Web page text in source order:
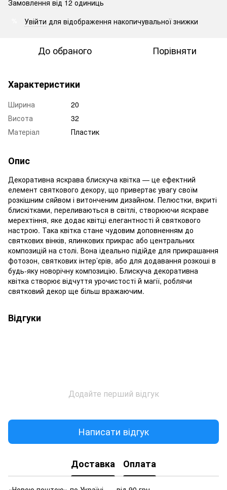
Замовлення від 12 одиниць
Увійти для відображення накопичувальної знижки
До обраного Порівняти
Характеристики
Ширина
20
Висота
32
Матеріал
Пластик
Опис
Декоративна яскрава блискуча квітка — це ефектний
елемент святкового декору, що привертає увагу своїм
розкішним сяйвом і витонченим дизайном. Пелюстки, вкриті
блискітками, переливаються в світлі, створюючи яскраве
мерехтіння, яке додає квітці елегантності й святкового
настрою. Така квітка стане чудовим доповненням до
святкових вінків, ялинкових прикрас або центральних
композицій на столі. Вона ідеально підійде для прикрашання
фотозон, святкових інтер’єрів, або для додавання розкоші в
будь-яку новорічну композицію. Блискуча декоративна
квітка створює відчуття урочистості й магії, роблячи
святковий декор ще більш вражаючим.
Відгуки
Додайте перший відгук
Написати відгук
Доставка Оплата